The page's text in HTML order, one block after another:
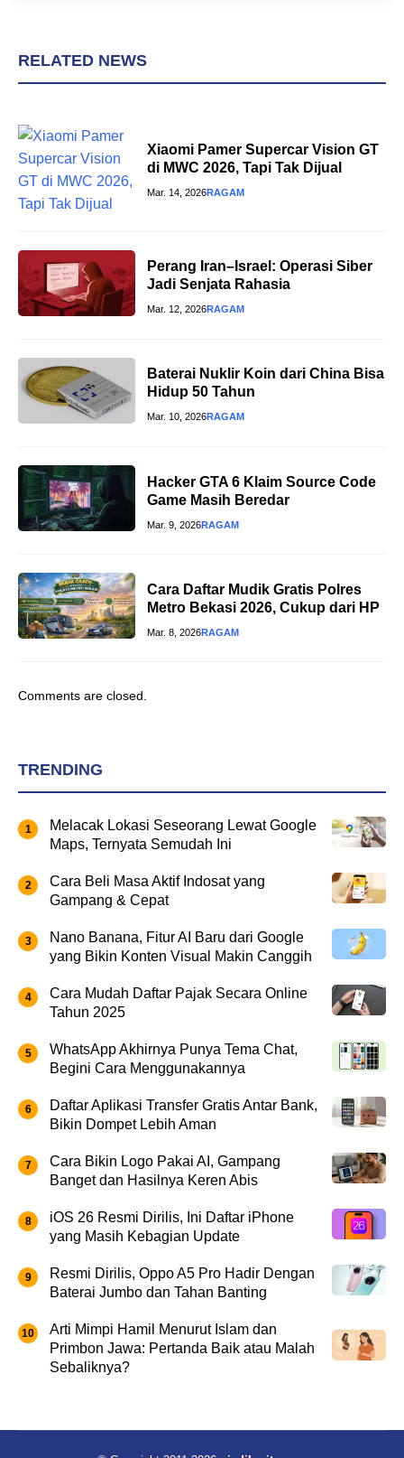
RELATED NEWS
Xiaomi Pamer Supercar Vision GT
di MWC 2026, Tapi Tak Dijual
Mar. 14, 2026RAGAM
Perang Iran–Israel: Operasi Siber
Jadi Senjata Rahasia
Mar. 12, 2026RAGAM
Baterai Nuklir Koin dari China Bisa
Hidup 50 Tahun
Mar. 10, 2026RAGAM
Hacker GTA 6 Klaim Source Code
Game Masih Beredar
Mar. 9, 2026RAGAM
Cara Daftar Mudik Gratis Polres
Metro Bekasi 2026, Cukup dari HP
Mar. 8, 2026RAGAM
Comments are closed.
TRENDING
Melacak Lokasi Seseorang Lewat Google
Maps, Ternyata Semudah Ini
Cara Beli Masa Aktif Indosat yang
Gampang & Cepat
Nano Banana, Fitur AI Baru dari Google
yang Bikin Konten Visual Makin Canggih
Cara Mudah Daftar Pajak Secara Online
Tahun 2025
WhatsApp Akhirnya Punya Tema Chat,
Begini Cara Menggunakannya
Daftar Aplikasi Transfer Gratis Antar Bank,
Bikin Dompet Lebih Aman
Cara Bikin Logo Pakai AI, Gampang
Banget dan Hasilnya Keren Abis
iOS 26 Resmi Dirilis, Ini Daftar iPhone
yang Masih Kebagian Update
Resmi Dirilis, Oppo A5 Pro Hadir Dengan
Baterai Jumbo dan Tahan Banting
Arti Mimpi Hamil Menurut Islam dan
Primbon Jawa: Pertanda Baik atau Malah
Sebaliknya?